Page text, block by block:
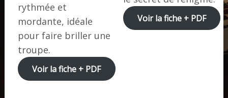
rythmée et
mordante, idéale
pour faire briller une
troupe.
Voir la fiche + PDF
Voir la fiche + PDF